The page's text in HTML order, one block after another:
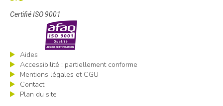
Certifié ISO 9001
Aides
Accessibilité : partiellement conforme
Mentions légales et CGU
Contact
Plan du site